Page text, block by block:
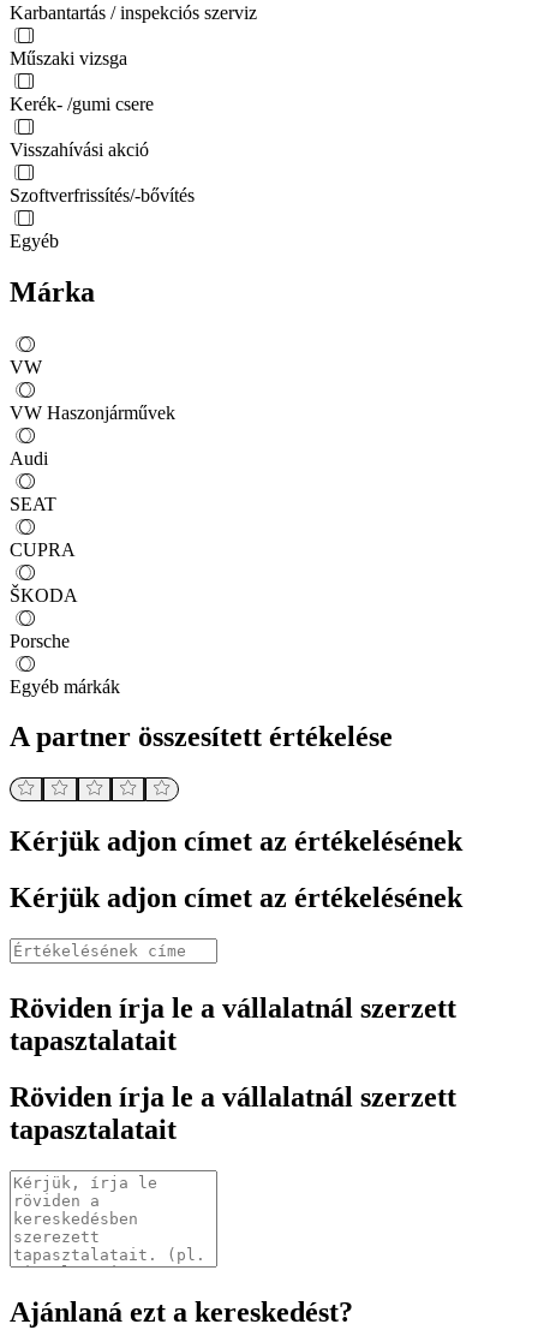
Karbantartás / inspekciós szerviz
Műszaki vizsga
Kerék- /gumi csere
Visszahívási akció
Szoftverfrissítés/-bővítés
Egyéb
Márka
VW
VW Haszonjárművek
Audi
SEAT
CUPRA
ŠKODA
Porsche
Egyéb márkák
A partner összesített értékelése
Kérjük adjon címet az értékelésének
Kérjük adjon címet az értékelésének
Röviden írja le a vállalatnál szerzett
tapasztalatait
Röviden írja le a vállalatnál szerzett
tapasztalatait
Ajánlaná ezt a kereskedést?